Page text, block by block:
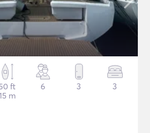
ft
m
6 3 3